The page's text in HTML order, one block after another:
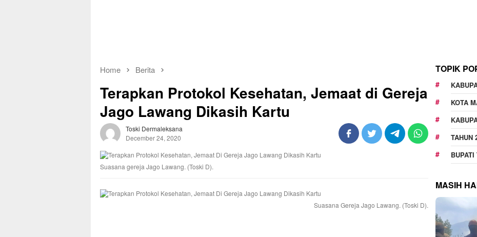
Home Berita
Terapkan Protokol Kesehatan, Jemaat di Gereja
Jago Lawang Dikasih Kartu
Toski Dermaleksana
December 24, 2020
Suasana gereja Jago Lawang. (Toski D).
Suasana Gereja Jago Lawang. (Toski D).
TOPIK
KOTA
TAHUN
BUPATI
MASIH